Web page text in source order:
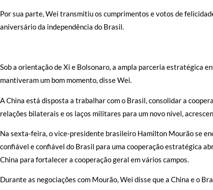
Por sua parte, Wei transmitiu os cumprimentos e votos de
aniversário da independência do Brasil.
Sob a orientação de Xi e Bolsonaro, a ampla parceria estratégica
mantiveram um bom momento, disse Wei.
A China está disposta a trabalhar com o Brasil, consolidar a
relações bilaterais e os laços militares para um novo nível,
Na sexta-feira, o vice-presidente brasileiro Hamilton Mourão se
confiável e confiável do Brasil para uma cooperação estratégica
China para fortalecer a cooperação geral em vários campos.
Durante as negociações com Mourão, Wei disse que a China e o